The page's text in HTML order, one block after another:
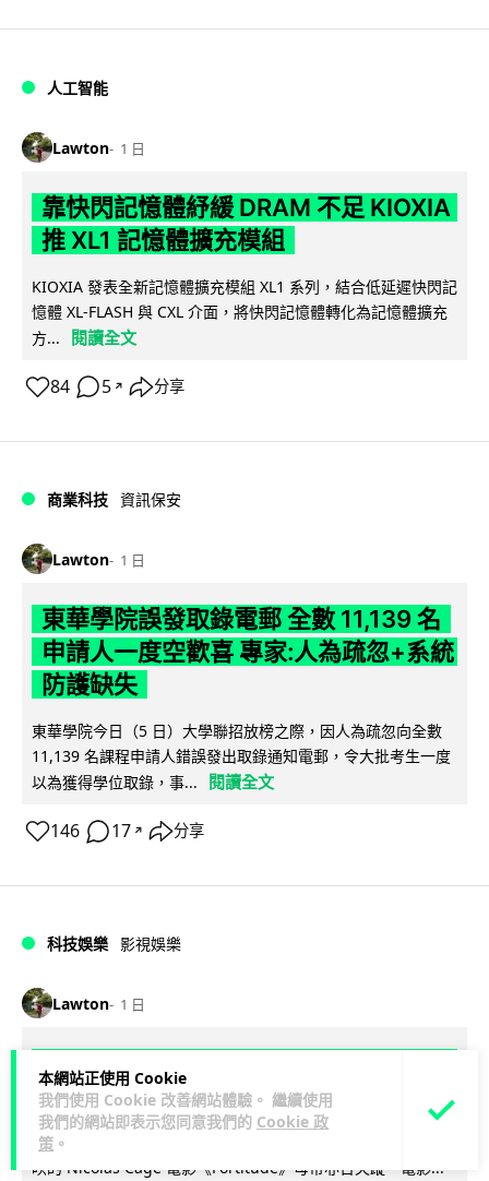
本網站正使用 Cookie
我們使用 Cookie 改善網站體驗。 繼續使用
我們的網站即表示您同意我們的 Cookie 政
策 。
人工智能
Lawton 1 日
靠快閃記憶體紓緩 DRAM 不足 KIOXIA
推 XL1 記憶體擴充模組
KIOXIA 發表全新記憶體擴充模組 XL1 系列，結合低延遲快閃記
憶體 XL-FLASH 與 CXL 介面，將快閃記憶體轉化為記憶體擴充
方...
閱讀全文
84 5 ↗ 分享
商業科技 資訊保安
Lawton 1 日
東華學院誤發取錄電郵 全數 11,139 名
申請人一度空歡喜 專家:人為疏忽+系統
防護缺失
東華學院今日（5 日）大學聯招放榜之際，因人為疏忽向全數
11,139 名課程申請人錯誤發出取錄通知電郵，令大批考生一度
以為獲得學位取錄，事...
閱讀全文
146 17 ↗ 分享
科技娛樂 影視娛樂
Lawton 1 日
Nicolas Cage 主演未上映電影 Netflix
遺失未加密母帶 被索償 8.19 億港元
【唔見未加密母帶咁大件事】Netflix 洛杉磯辦公室被竊，未上
映的 Nicolas Cage 電影《Fortitude》母帶亦告失蹤。電影...